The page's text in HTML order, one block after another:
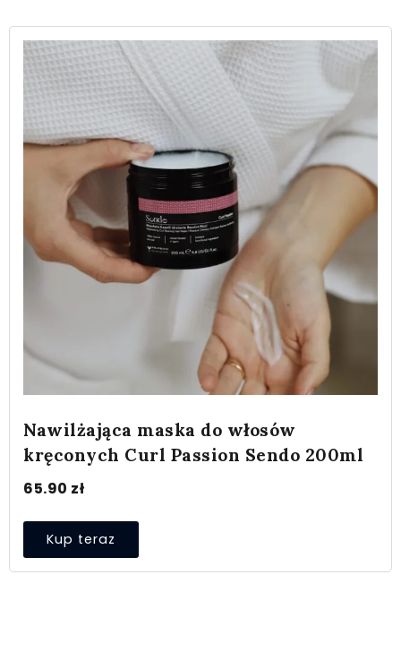
Nawilżająca maska do włosów
kręconych Curl Passion Sendo 200ml
65.90 zł
Kup teraz